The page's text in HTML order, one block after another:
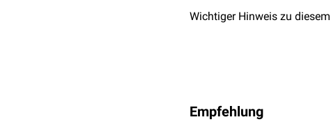
Wichtiger Hinweis zu
Empfehlung